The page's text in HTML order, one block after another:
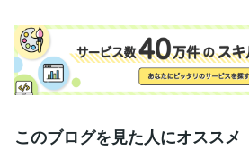
ビジネス代行・事務代行 宿泊業アドバイス
民泊 コンサル
このブログを見た人にオススメ